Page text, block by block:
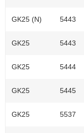
GK25 (N) 5443
GK25 5443
GK25 5444
GK25 5445
GK25 5537